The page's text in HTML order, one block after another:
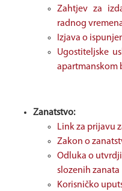
Zahtjev za
radnog
Izjava o
Ugostiteljske
apartmanskom
Zanatstvo:
Link za prijavu
Zakon o
Odluka o
slozenih zanata
Korisničko